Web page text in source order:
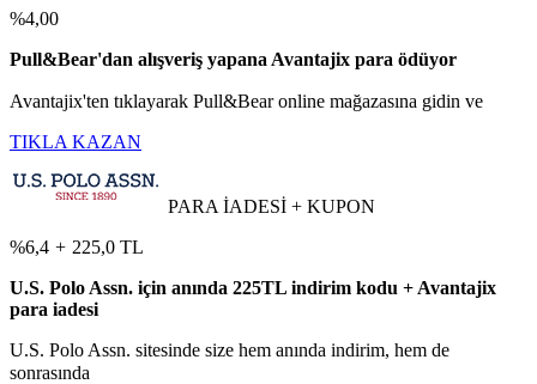
%4,00
Pull&Bear'dan alışveriş yapana Avantajix para ödüyor
Avantajix'ten tıklayarak Pull&Bear online mağazasına gidin ve
TIKLA KAZAN
PARA İADESİ + KUPON
%6,4 + 225,0 TL
U.S. Polo Assn. için anında 225TL indirim kodu + Avantajix
para iadesi
U.S. Polo Assn. sitesinde size hem anında indirim, hem de
sonrasında